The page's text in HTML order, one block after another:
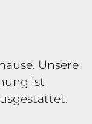
Unsere
ist